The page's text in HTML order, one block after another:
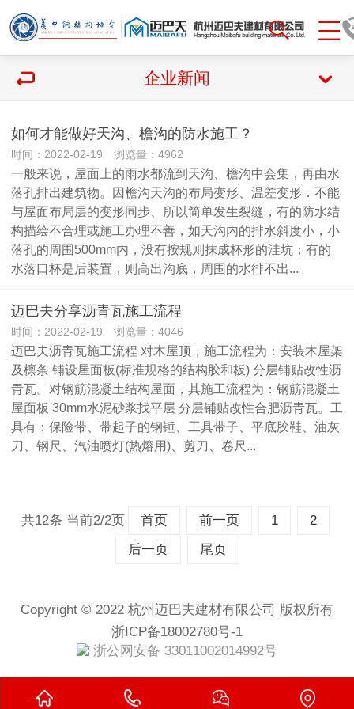
企业新闻
如何才能做好天沟、檐沟的防水施工？
时间：2022-02-19 浏览量：4962
一般来说，屋面上的雨水都流到天沟、檐沟中会集，再由水
落孔排出建筑物。因檐沟天沟的布局变形、温差变形．不能
与屋面布局层的变形同步、所以简单发生裂缝，有的防水结
构描绘不合理或施工办理不善，如天沟内的排水斜度小，小
落孔的周围500mm内，没有按规则抹成杯形的洼坑；有的
水落口杯是后装置，则高出沟底，周围的水徘不出...
迈巴夫分享沥青瓦施工流程
时间：2022-02-19 浏览量：4046
迈巴夫沥青瓦施工流程 对木屋顶，施工流程为：安装木屋架
及檩条 铺设屋面板(标准规格的结构胶和板) 分层铺贴改性沥
青瓦。对钢筋混凝土结构屋面，其施工流程为：钢筋混凝土
屋面板 30mm水泥砂浆找平层 分层铺贴改性合肥沥青瓦。工
具有：保险带、带起子的钢锤、工具带子、平底胶鞋、油灰
刀、钢尺、汽油喷灯(热熔用)、剪刀、卷尺...
共12条 当前2/2页 首页 前一页 1
2
后一页
尾页
Copyright © 2022 杭州迈巴夫建材有限公司 版权所有
浙ICP备18002780号-1
浙公网安备 33011002014992号